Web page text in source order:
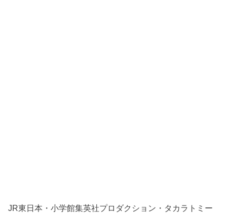
JR東日本・小学館集英社プロダクション・タカラトミー